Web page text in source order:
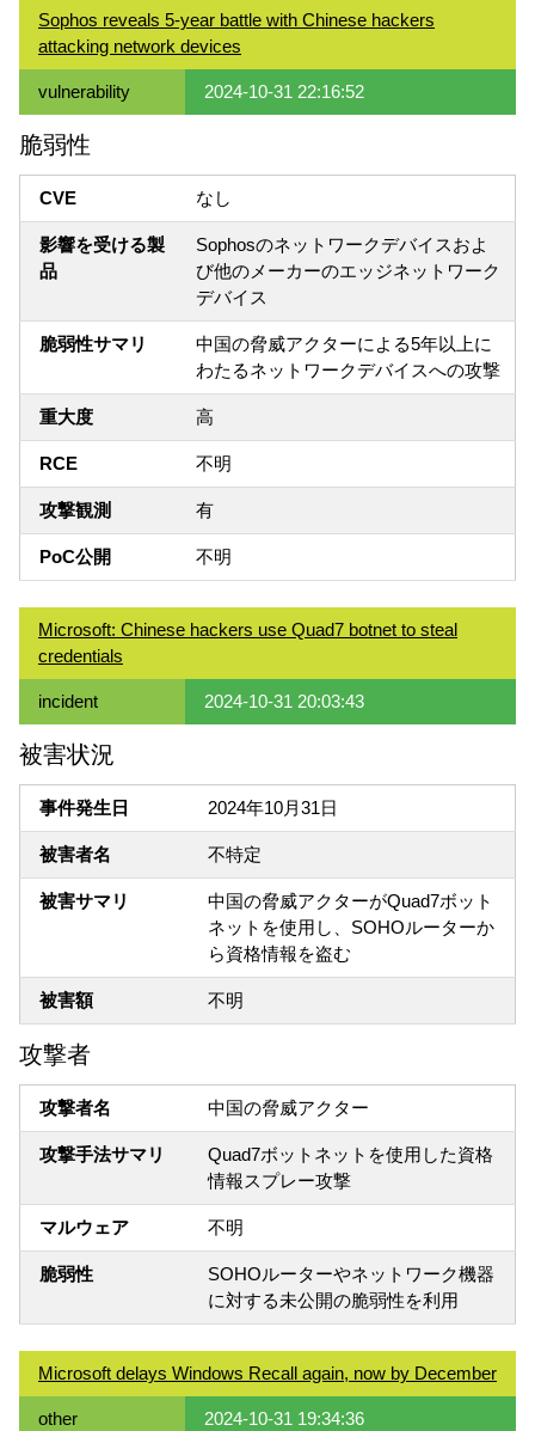
Sophos reveals 5-year battle with Chinese hackers
attacking network devices
vulnerability 2024-10-31 22:16:52
脆弱性
CVE なし
影響を受ける製
品
Sophosのネットワークデバイスおよ
び他のメーカーのエッジネットワーク
デバイス
脆弱性サマリ
中国の脅威アクターによる5年以上に
わたるネットワークデバイスへの攻撃
重大度 高
RCE 不明
攻撃観測 有
PoC公開 不明
Microsoft: Chinese hackers use Quad7 botnet to steal
credentials
incident 2024-10-31 20:03:43
被害状況
事件発生日 2024年10月31日
被害者名 不特定
被害サマリ
中国の脅威アクターがQuad7ボット
ネットを使用し、SOHOルーターか
ら資格情報を盗む
被害額 不明
攻撃者
攻撃者名 中国の脅威アクター
攻撃手法サマリ
Quad7ボットネットを使用した資格
情報スプレー攻撃
マルウェア 不明
脆弱性
SOHOルーターやネットワーク機器
に対する未公開の脆弱性を利用
Microsoft delays Windows Recall again, now by December
other 2024-10-31 19:34:36